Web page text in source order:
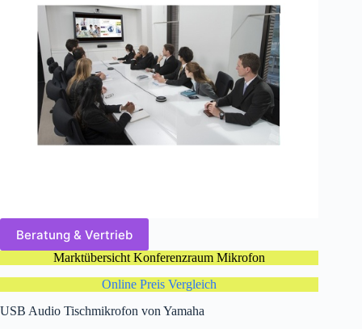
Beratung & Vertrieb
Marktübersicht Konferenzraum Mikrofon
Online Preis Vergleich
USB Audio Tischmikrofon von Yamaha